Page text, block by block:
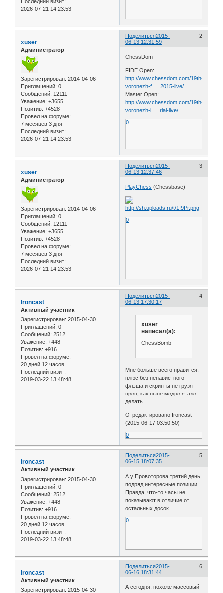
Последний визит:
2026-07-21 14:23:53
Поделиться 2
2015-
06-13 12:31:59
xuser
Администратор
Зарегистрирован: 2014-04-06
Приглашений: 0
Сообщений: 12111
Уважение: +3655
Позитив: +4528
Провел на форуме:
7 месяцев 3 дня
Последний визит:
2026-07-21 14:23:53
ChessDom
FIDE Open:
http://www.chessdom.com/19th-
voronezh-f … 2015-live/
Master Open:
http://www.chessdom.com/19th-
voronezh-i … rial-live/
0
Поделиться 3
2015-
06-13 12:37:46
xuser
Администратор
Зарегистрирован: 2014-04-06
Приглашений: 0
Сообщений: 12111
Уважение: +3655
Позитив: +4528
Провел на форуме:
7 месяцев 3 дня
Последний визит:
2026-07-21 14:23:53
PlayChess (Chessbase)
0
Поделиться 4
2015-
06-13 17:30:17
Ironcast
Активный участник
Зарегистрирован: 2015-04-30
Приглашений: 0
Сообщений: 2512
Уважение: +448
Позитив: +916
Провел на форуме:
20 дней 12 часов
Последний визит:
2019-03-22 13:48:48
xuser
написал(а):
ChessBomb
Мне больше всего нравится,
плюс без ненавистного
флэша и скрипты не грузят
проц, как ныне модно стало
делать..
Отредактировано Ironcast
(2015-06-17 03:50:50)
0
Поделиться 5
2015-
06-15 18:07:35
Ironcast
Активный участник
Зарегистрирован: 2015-04-30
Приглашений: 0
Сообщений: 2512
Уважение: +448
Позитив: +916
Провел на форуме:
20 дней 12 часов
Последний визит:
2019-03-22 13:48:48
А у Провоторова третий день
подряд интересные позиции..
Правда, что-то часы не
показывают в отличие от
остальных досок..
0
Поделиться 6
2015-
06-16 18:31:44
Ironcast
Активный участник
Зарегистрирован: 2015-04-30
А сегодня, похоже массовый